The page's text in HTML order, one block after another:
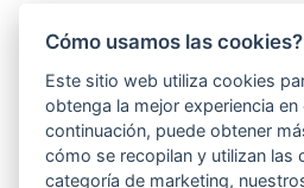
ellos en el chat, porque se
cultura y todo lo bonito que
se pasa muy bien y las horas
Además en Uruguay se
deliciosa Comida, sus platos
Cómo usamos las cookies?
Este sitio web utiliza cookies
obtenga la mejor experiencia
continuación, puede obtener
cómo se recopilan y utilizan las
categoría de marketing,